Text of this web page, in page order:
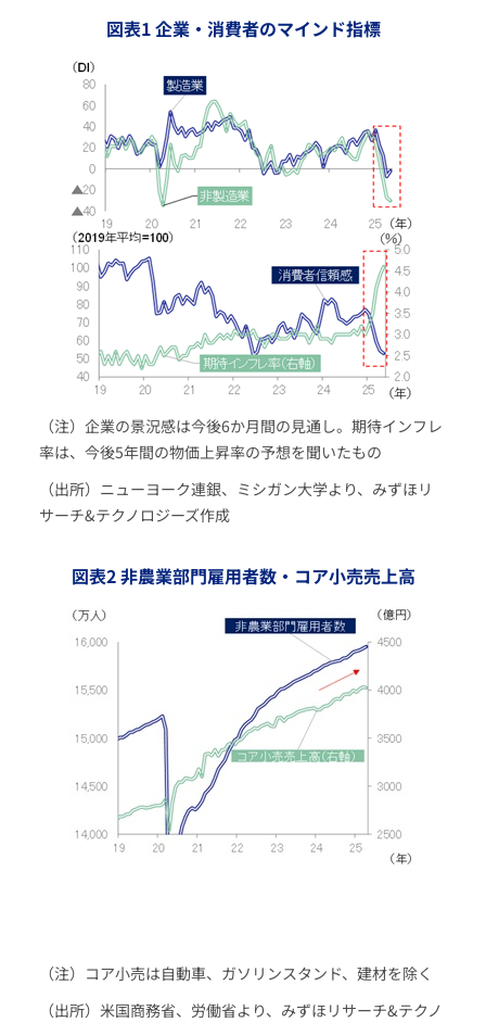
図表1 企業・消費者のマインド指標
（注）企業の景況感は今後6か月間の見通し。期待インフレ
率は、今後5年間の物価上昇率の予想を聞いたもの
（出所）ニューヨーク連銀、ミシガン大学より、みずほリ
サーチ&テクノロジーズ作成
図表2 非農業部門雇用者数・コア小売売上高
（注）コア小売は自動車、ガソリンスタンド、建材を除く
（出所）米国商務省、労働省より、みずほリサーチ&テクノ